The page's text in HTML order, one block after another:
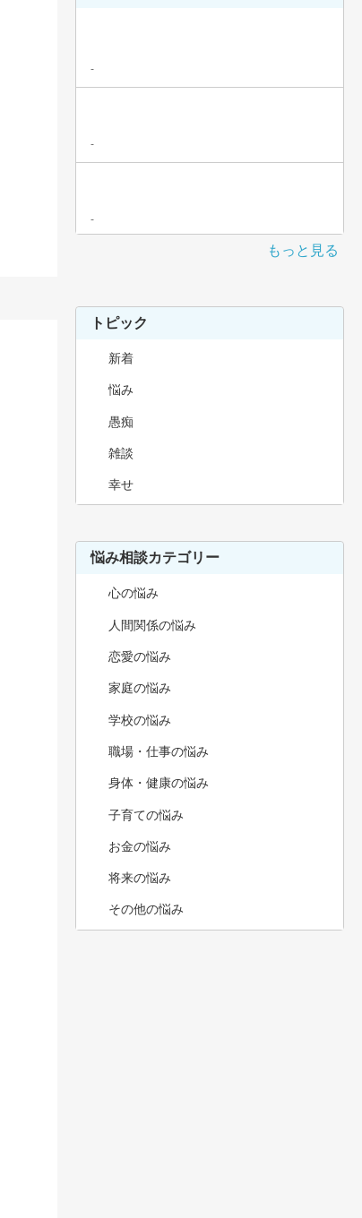
-
-
-
もっと見る
トピック
新着
悩み
愚痴
雑談
幸せ
悩み相談カテゴリー
心の悩み
人間関係の悩み
恋愛の悩み
家庭の悩み
学校の悩み
職場・仕事の悩み
身体・健康の悩み
子育ての悩み
お金の悩み
将来の悩み
その他の悩み